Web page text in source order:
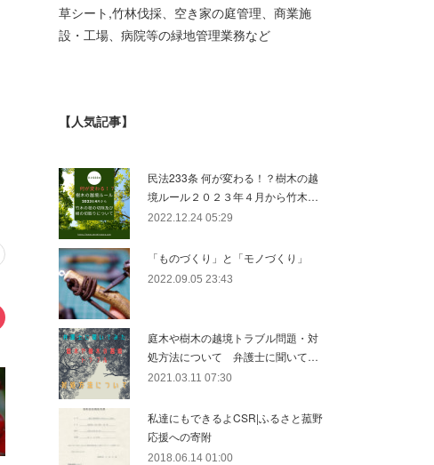
草シート,竹林伐採、空き家の庭管理、商業施
設・工場、病院等の緑地管理業務など
【人気記事】
民法233条 何が変わる！？樹木の越
境ルール２０２３年４月から竹木…
2022.12.24 05:29
「ものづくり」と「モノづくり」
2022.09.05 23:43
庭木や樹木の越境トラブル問題・対
処方法について 弁護士に聞いて…
2021.03.11 07:30
私達にもできるよCSR|ふるさと菰野
応援への寄附
2018.06.14 01:00